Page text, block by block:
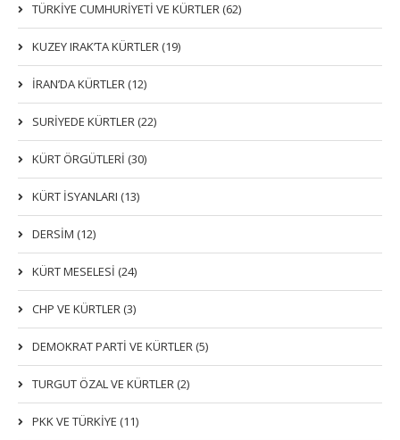
TÜRKİYE CUMHURİYETİ VE KÜRTLER (62)
KUZEY IRAK’TA KÜRTLER (19)
İRAN’DA KÜRTLER (12)
SURİYEDE KÜRTLER (22)
KÜRT ÖRGÜTLERİ (30)
KÜRT İSYANLARI (13)
DERSIM (12)
KÜRT MESELESİ (24)
CHP VE KÜRTLER (3)
DEMOKRAT PARTI VE KÜRTLER (5)
TURGUT ÖZAL VE KÜRTLER (2)
PKK VE TÜRKIYE (11)